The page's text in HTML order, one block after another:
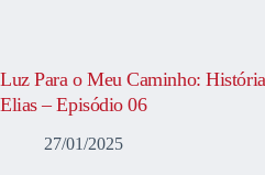
Luz Para o Meu Caminho:
Elias – Episódio 06
27/01/2025